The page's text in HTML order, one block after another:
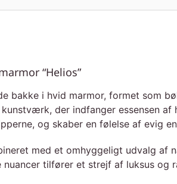
“Helios”
bakke i hvid marmor, formet som
der indfanger essensen
og skaber en følelse af evig
med et omhyggeligt udvalg af
nuancer tilfører et strejf af luksus og